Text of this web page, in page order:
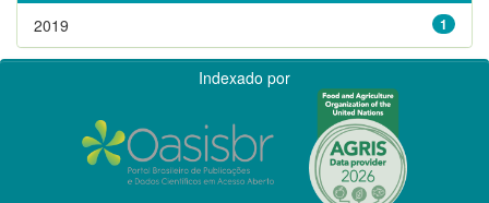
1
2019
Indexado por